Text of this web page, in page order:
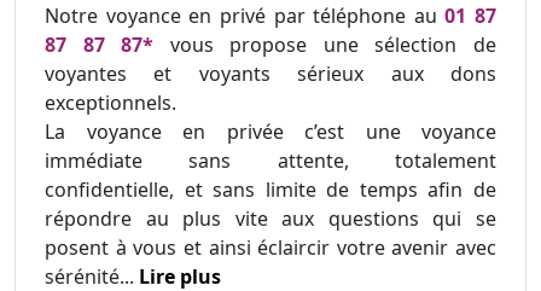
Notre voyance en privé par téléphone au01 87
87 87 87* vous propose une sélection de
voyantes et voyants sérieux aux dons
exceptionnels.
La voyance en privée c’est une voyance
immédiate sans attente, totalement
confidentielle, et sans limite de temps afin de
répondre au plus vite aux questions qui se
posent à vous et ainsi éclaircir votre avenir avec
sérénité... Lire plus